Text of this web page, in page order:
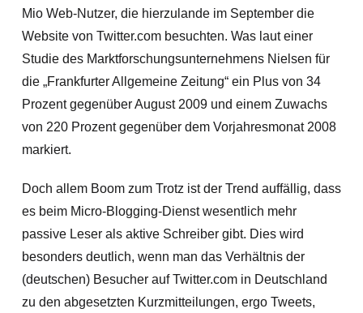
Mio Web-Nutzer, die hierzulande im September die
Website von Twitter.com besuchten. Was laut einer
Studie des Marktforschungsunternehmens Nielsen für
die „Frankfurter Allgemeine Zeitung“ ein Plus von 34
Prozent gegenüber August 2009 und einem Zuwachs
von 220 Prozent gegenüber dem Vorjahresmonat 2008
markiert.
Doch allem Boom zum Trotz ist der Trend auffällig, dass
es beim Micro-Blogging-Dienst wesentlich mehr
passive Leser als aktive Schreiber gibt. Dies wird
besonders deutlich, wenn man das Verhältnis der
(deutschen) Besucher auf Twitter.com in Deutschland
zu den abgesetzten Kurzmitteilungen, ergo Tweets,